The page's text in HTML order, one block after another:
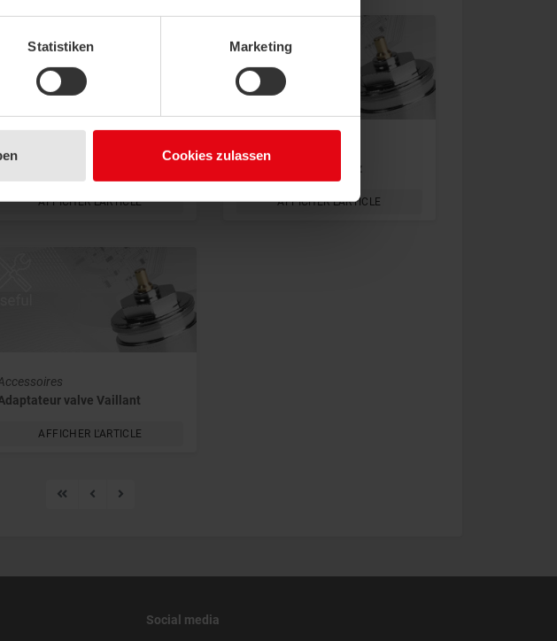
Statistiken Marketing
Cookies zulassen
AFFICHER L'ARTICLE
Accessoires
Adaptateur valve Herz
AFFICHER L'ARTICLE
valve Vaillant
AFFICHER L'ARTICLE
Social media